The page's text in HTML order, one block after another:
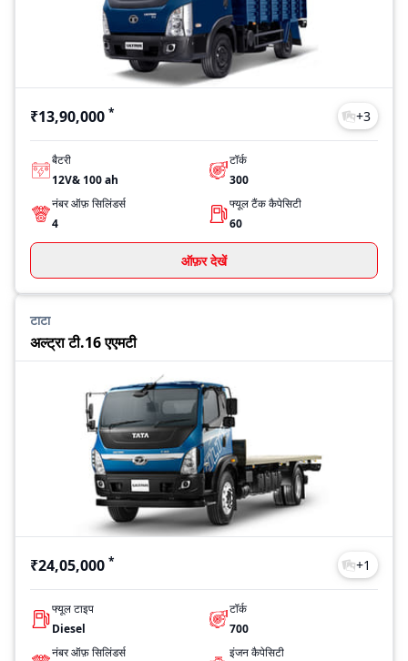
₹27,04,010
Last Updated: Jul 28, 2026
₹13,90,000 * +3
बैटरी
12V& 100 ah
टॉर्क
300
नंबर ऑफ़ सिलिंडर्स
4
फ्यूल टैंक कैपेसिटी
60
ऑफ़र देखें
टाटा
अल्ट्रा टी.16 एएमटी
₹24,05,000 * +1
फ्यूल टाइप
Diesel
टॉर्क
700
नंबर ऑफ़ सिलिंडर्स
इंजन कैपेसिटी